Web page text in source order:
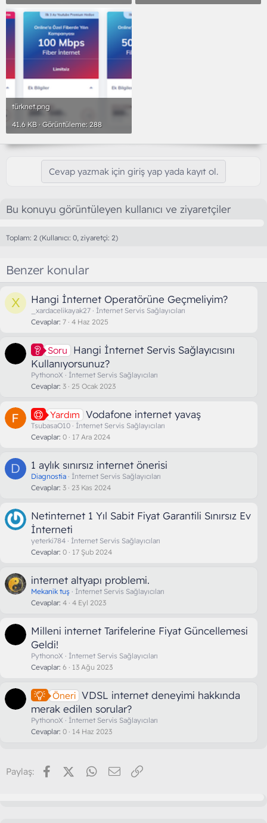
türknet.png
41.6 KB · Görüntüleme: 288
Cevap yazmak için giriş yap yada kayıt ol.
Bu konuyu görüntüleyen kullanıcı ve ziyaretçiler
Toplam: 2 (Kullanıcı: 0, ziyaretçi: 2)
Benzer konular
X Hangi İnternet Operatörüne Geçmeliyim?
_xardacelikayak27
İnternet Servis Sağlayıcıları
Cevaplar 7 4 Haz 2025
Soru
Hangi İnternet Servis Sağlayıcısını
Kullanıyorsunuz?
PythonoX
İnternet Servis Sağlayıcıları
Cevaplar 3 25 Ocak 2023
Yardım Vodafone internet yavaş
TsubasaO10
İnternet Servis Sağlayıcıları
Cevaplar 0 17 Ara 2024
D 1 aylık sınırsız internet önerisi
Diagnostia
İnternet Servis Sağlayıcıları
Cevaplar 3 23 Kas 2024
Netinternet 1 Yıl Sabit Fiyat Garantili Sınırsız Ev
İnterneti
yeterki784
İnternet Servis Sağlayıcıları
Cevaplar 0 17 Şub 2024
internet altyapı problemi.
Mekanik tuş
İnternet Servis Sağlayıcıları
Cevaplar 4 4 Eyl 2023
Milleni internet Tarifelerine Fiyat Güncellemesi
Geldi!
PythonoX
İnternet Servis Sağlayıcıları
Cevaplar 6 13 Ağu 2023
Öneri VDSL internet deneyimi hakkında
merak edilen sorular?
PythonoX
İnternet Servis Sağlayıcıları
Cevaplar 0 14 Haz 2023
Paylaş: FacebookX (Twitter)WhatsApp
E-posta